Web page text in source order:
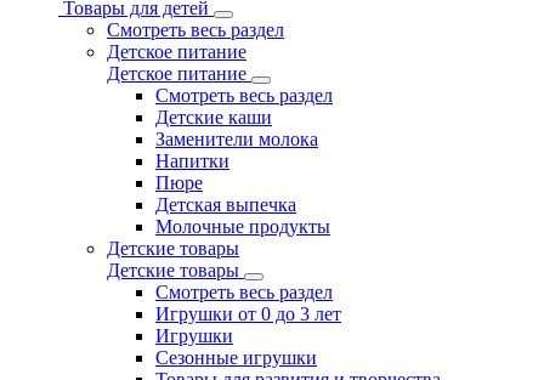
Товары для детей
Смотреть весь раздел
Детское питание
Детское питание
Смотреть весь раздел
Детские каши
Заменители молока
Напитки
Пюре
Детская выпечка
Молочные продукты
Детские товары
Детские товары
Смотреть весь раздел
Игрушки от 0 до 3 лет
Игрушки
Сезонные игрушки